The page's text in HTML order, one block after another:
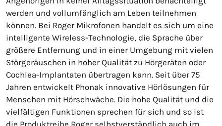
werden und vollumfänglich am Leben teilnehmen
können. Bei Roger Mikrofonen handelt es sich um eine
intelligente Wireless-Technologie, die Sprache über
größere Entfernung und in einer Umgebung mit vielen
Störgeräuschen in hoher Qualität zu Hörgeräten oder
Cochlea-Implantaten übertragen kann. Seit über 75
Jahren entwickelt Phonak innovative Hörlösungen für
Menschen mit Hörschwäche. Die hohe Qualität und die
vielfältigen Funktionen sprechen für sich und so ist
die Produktreihe Roger selbstverständlich auch im